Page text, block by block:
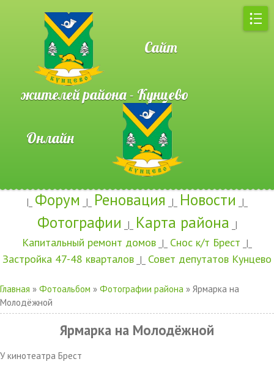
Сайт
жителей района - Кунцево
Онлайн
|_ Форум _|_ Реновация _|_ Новости _|_
Фотографии _|_ Карта района _|
Капитальный ремонт домов _|_ Снос к/т Брест _|_
Застройка 47-48 кварталов _|_ Совет депутатов Кунцево
Главная » Фотоальбом » Фотографии района » Ярмарка на
Молодёжной
Ярмарка на Молодёжной
У кинотеатра Брест